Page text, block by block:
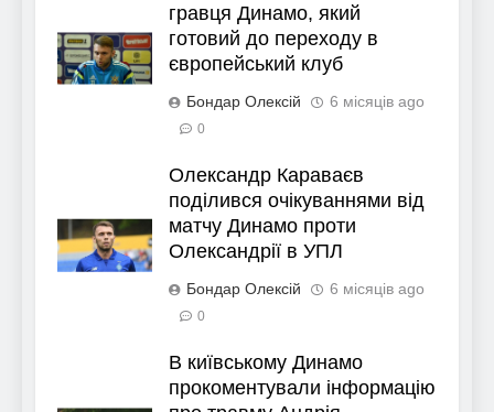
гравця Динамо, який
готовий до переходу в
європейський клуб
Бондар Олексій 6 місяців ago
0
Олександр Караваєв
поділився очікуваннями від
матчу Динамо проти
Олександрії в УПЛ
Бондар Олексій 6 місяців ago
0
В київському Динамо
прокоментували інформацію